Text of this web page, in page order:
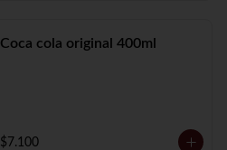
Coca cola original 400ml
$7.100